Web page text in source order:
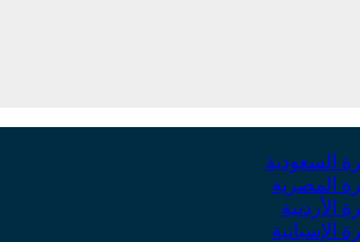
السعودية
المصرية
الأردنية
الإسبانية